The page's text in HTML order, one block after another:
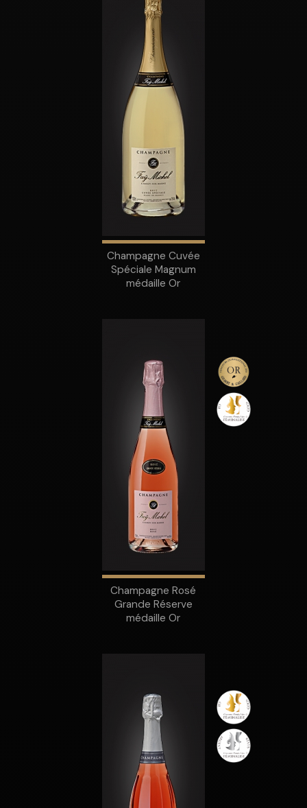
Champagne Cuvée
Spéciale Magnum
médaille Or
Champagne Rosé
Grande Réserve
médaille Or